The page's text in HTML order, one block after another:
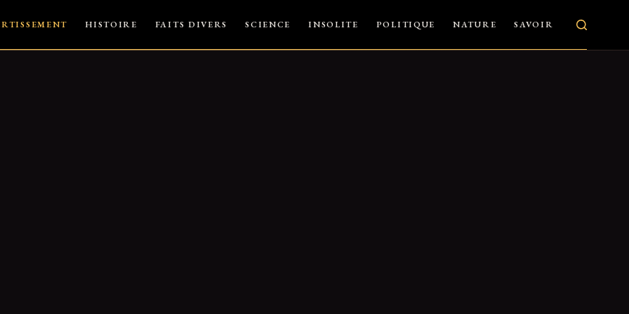
HISTOIRE FAITS DIVERS SCIENCE INSOLITE POLITIQUE NATURE SAVOIR